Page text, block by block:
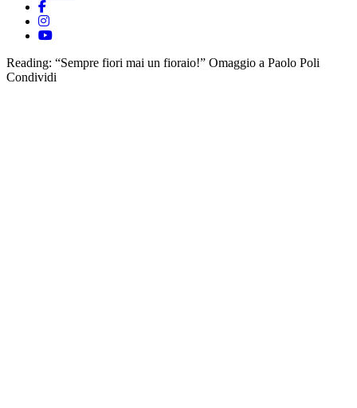
Reading: “Sempre fiori mai un fioraio!” Omaggio a Paolo Poli
Condividi